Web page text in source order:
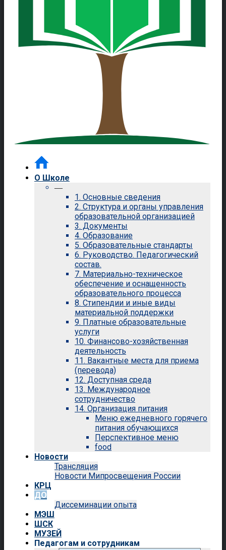
О Школе
—
1. Основные сведения
2. Структура и органы управления
образовательной организацией
3. Документы
4. Образование
5. Образовательные стандарты
6. Руководство. Педагогический
состав.
7. Материально-техническое
обеспечение и оснащенность
образовательного процесса
8. Стипендии и иные виды
материальной поддержки
9. Платные образовательные
услуги
10. Финансово-хозяйственная
деятельность
11. Вакантные места для приема
(перевода)
12. Доступная среда
13. Международное
сотрудничество
14. Организация питания
Меню ежедневного горячего
питания обучающихся
Перспективное меню
food
Новости
Трансляция
Новости Мипросвещения России
КРЦ
ДО
Диссеминации опыта
МЭШ
ШСК
МУЗЕЙ
Педагогам и сотрудникам